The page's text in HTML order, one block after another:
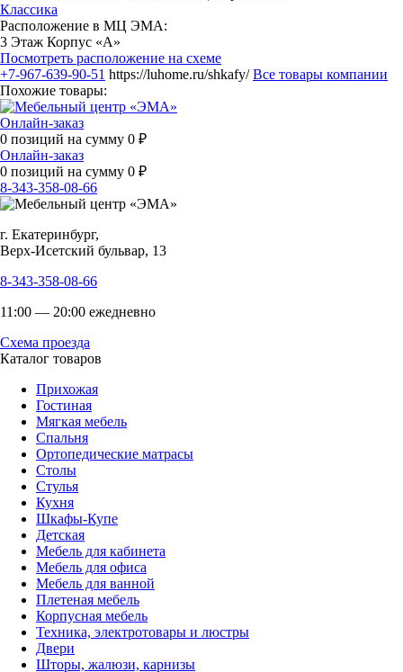
Классика
Расположение в МЦ ЭМА:
3 Этаж Корпус «А»
Посмотреть расположение на схеме
+7-967-639-90-51 https://luhome.ru/shkafy/ Все товары компании
Похожие товары:
Онлайн-заказ
0 позиций на сумму 0 ₽
Онлайн-заказ
0 позиций на сумму 0 ₽
8-343-358-08-66
г. Екатеринбург,
Верх-Исетский бульвар, 13
8-343-358-08-66
11:00 — 20:00 ежедневно
Схема проезда
Каталог товаров
Прихожая
Гостиная
Мягкая мебель
Спальня
Ортопедические матрасы
Столы
Стулья
Кухня
Шкафы-Купе
Детская
Мебель для кабинета
Мебель для офиса
Мебель для ванной
Плетеная мебель
Корпусная мебель
Техника, электротовары и люстры
Двери
Шторы, жалюзи, карнизы